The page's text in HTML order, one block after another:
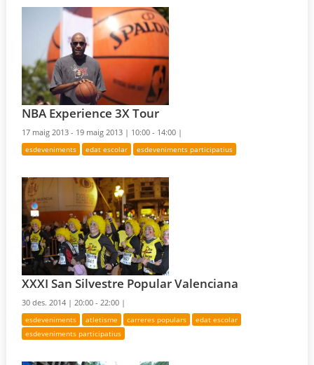
NBA Experience 3X Tour
17 maig 2013 - 19 maig 2013 | 10:00 - 14:00 |
esdeveniments edat escolar esdeveniments participatius
XXXI San Silvestre Popular Valenciana
30 des. 2014 | 20:00 - 22:00 |
esdeveniments atletisme carreres populars
edat escolar
esdeveniments participatius